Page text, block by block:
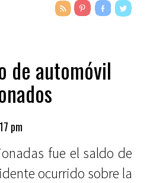
de automóvil
pm
fue el saldo de
ocurrido sobre la